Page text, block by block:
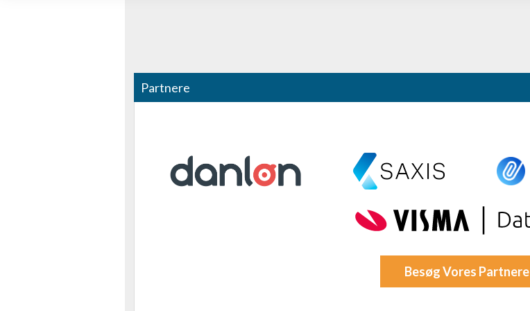
Partnere
Besøg Vores Partnere
Bruge begrænsede oplysninger til at vælge indhold